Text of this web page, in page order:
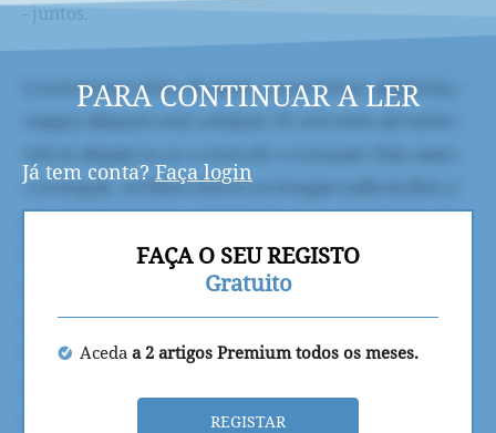
- juntos.
PARA CONTINUAR A LER
Já tem conta? Faça login
FAÇA O SEU REGISTO
Gratuito
Aceda a 2 artigos Premium todos os meses.
REGISTAR